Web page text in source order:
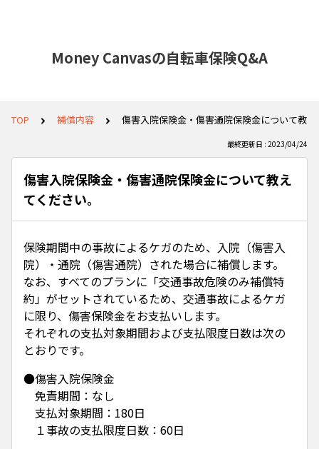
Money Canvasの自転車保険Q&A
TOP 補償内容 傷害入院保険金・傷害通院保険金について教え
最終更新日 : 2023/04/24
傷害入院保険金・傷害通院保険金について教え
てください。
保険期間中の事故によるケガのため、入院（傷害入
院）・通院（傷害通院）された場合に補償します。
なお、すべてのプランに「交通事故危険のみ補償特
約」がセットされているため、交通事故によるケガ
に限り、傷害保険金をお支払いします。
それぞれの支払対象期間および支払限度日数は次の
とおりです。
●傷害入院保険金
免責期間：なし
支払対象期間：180日
１事故の支払限度日数：60日